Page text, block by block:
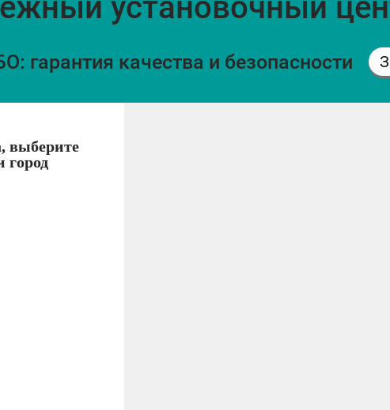
установочный
гарантия качества и безопасности
выберите
город